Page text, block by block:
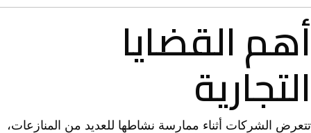
أهم القضايا
التجارية
تتعرض الشركات أثناء ممارسة نشاطها للعديد من المنازعات،